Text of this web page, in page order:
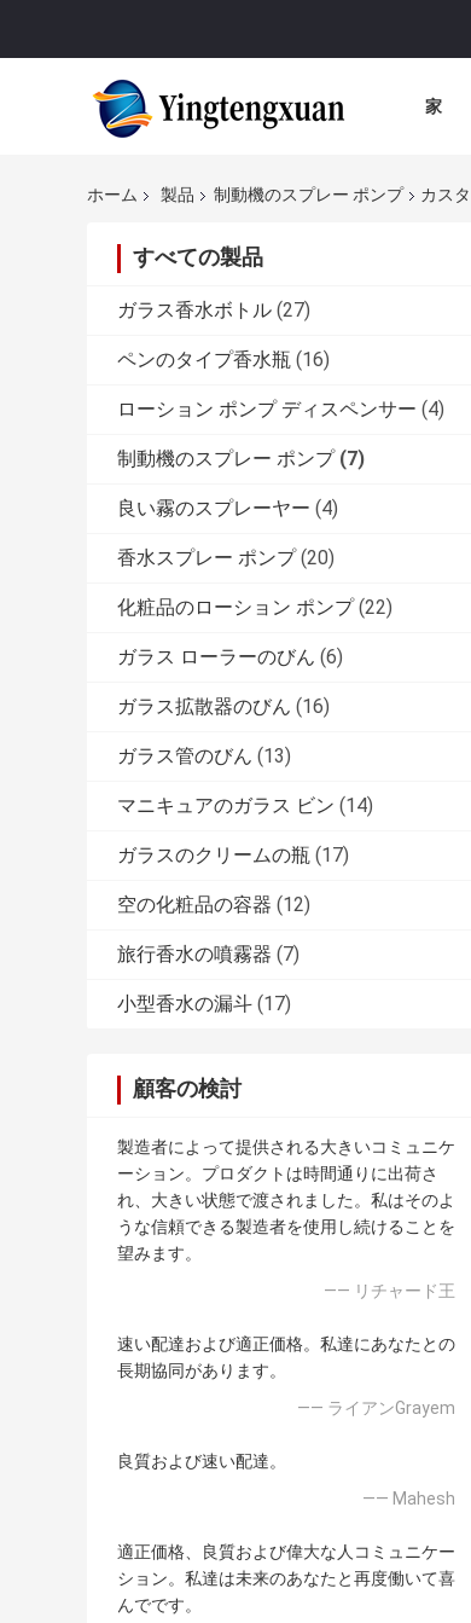
家
ホーム 製品 制動機のスプレー ポンプ カス
すべての製品
ガラス香水ボトル (27)
ペンのタイプ香水瓶 (16)
ローション ポンプ ディスペンサー (4)
制動機のスプレー ポンプ (7)
良い霧のスプレーヤー (4)
香水スプレー ポンプ (20)
化粧品のローション ポンプ (22)
ガラス ローラーのびん (6)
ガラス拡散器のびん (16)
ガラス管のびん (13)
マニキュアのガラス ビン (14)
ガラスのクリームの瓶 (17)
空の化粧品の容器 (12)
旅行香水の噴霧器 (7)
小型香水の漏斗 (17)
顧客の検討
製造者によって提供される大きいコミュニケ
ーション。プロダクトは時間通りに出荷さ
れ、大きい状態で渡されました。私はそのよ
うな信頼できる製造者を使用し続けることを
望みます。
—— リチャード王
速い配達および適正価格。私達にあなたとの
長期協同があります。
—— ライアンGrayem
良質および速い配達。
—— Mahesh
適正価格、良質および偉大な人コミュニケー
ション。私達は未来のあなたと再度働いて喜
んでです。